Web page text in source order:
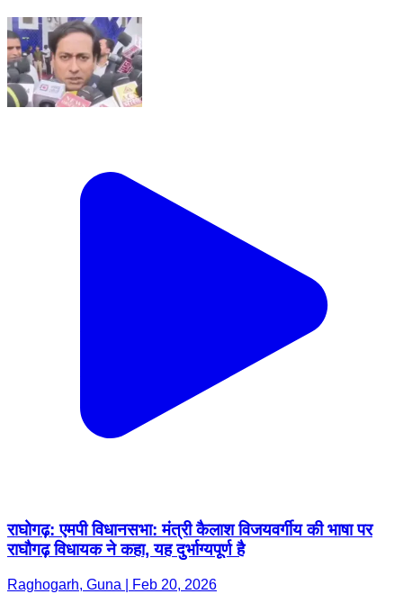
राघोगढ़: एमपी विधानसभा: मंत्री कैलाश विजयवर्गीय की भाषा पर
राघौगढ़ विधायक ने कहा, यह दुर्भाग्यपूर्ण है
Raghogarh, Guna | Feb 20, 2026